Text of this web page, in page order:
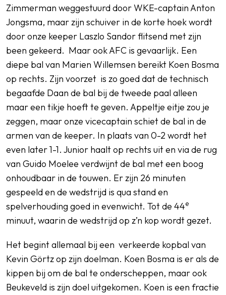
Zimmerman weggestuurd door WKE-captain Anton
Jongsma, maar zijn schuiver in de korte hoek wordt
door onze keeper Laszlo Sandor flitsend met zijn
been gekeerd. Maar ook AFC is gevaarlijk. Een
diepe bal van Marien Willemsen bereikt Koen Bosma
op rechts. Zijn voorzet is zo goed dat de technisch
begaafde Daan de bal bij de tweede paal alleen
maar een tikje hoeft te geven. Appeltje eitje zou je
zeggen, maar onze vicecaptain schiet de bal in de
armen van de keeper. In plaats van 0-2 wordt het
even later 1-1. Junior haalt op rechts uit en via de rug
van Guido Moelee verdwijnt de bal met een boog
onhoudbaar in de touwen. Er zijn 26 minuten
gespeeld en de wedstrijd is qua stand en
spelverhouding goed in evenwicht. Tot de 44e
minuut, waarin de wedstrijd op z’n kop wordt gezet.
Het begint allemaal bij een verkeerde kopbal van
Kevin Görtz op zijn doelman. Koen Bosma is er als de
kippen bij om de bal te onderscheppen, maar ook
Beukeveld is zijn doel uitgekomen. Koen is een fractie